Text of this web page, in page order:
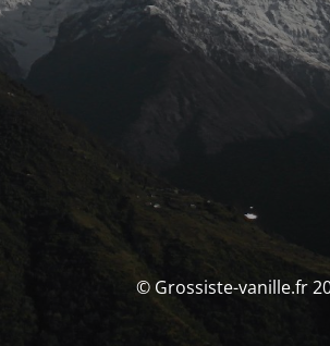
© Grossiste-vanille.fr